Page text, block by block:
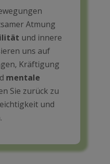
Atmung
und innere
uns auf
Kräftigung
mentale
Sie zurück zu
und